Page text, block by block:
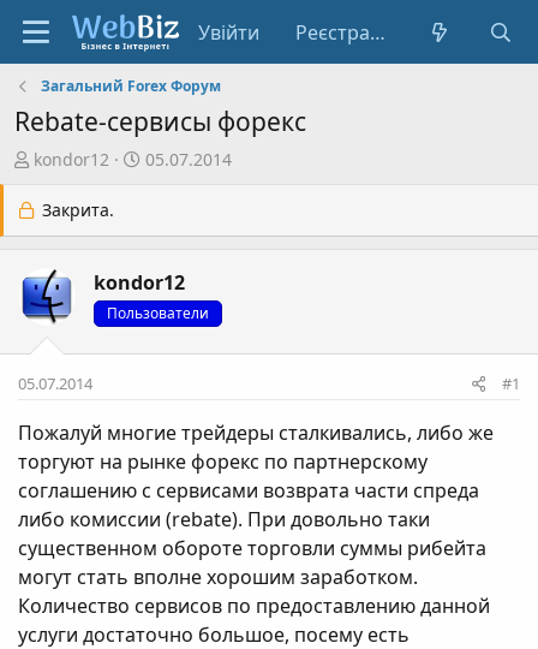
Увійти Реєстрація
Загальний Forex Форум
Rebate-сервисы форекс
А
т
о
т
е
и
kondor12
Д
а
т
в
о
р
н
я
05.07.2014
Закрита.
kondor12
Пользователи
05.07.2014 #1
Пожалуй многие трейдеры сталкивались, либо же
торгуют на рынке форекс по партнерскому
соглашению с сервисами возврата части спреда
либо комиссии (rebate). При довольно таки
существенном обороте торговли суммы рибейта
могут стать вполне хорошим заработком.
Количество сервисов по предоставлению данной
услуги достаточно большое, посему есть